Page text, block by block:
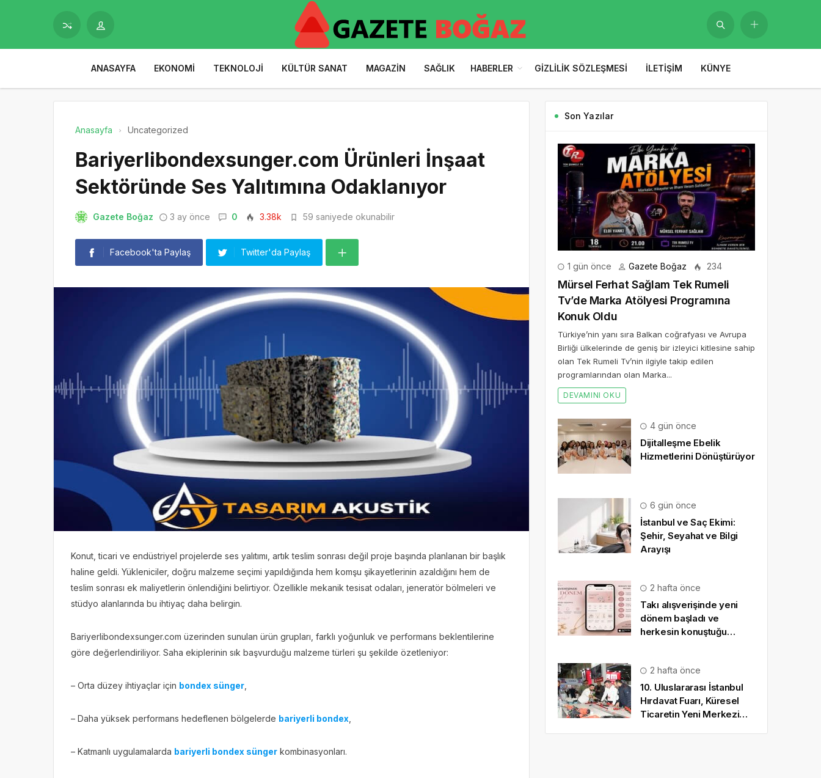
ANASAYFA EKONOMI TEKNOLOJI KÜLTÜR SANAT MAGAZIN SAĞLIK HABERLER GIZLILIK SÖZLEŞMESI İLETIŞIM KÜNYE
Anasayfa Uncategorized
Bariyerlibondexsunger.com Ürünleri İnşaat
Sektöründe Ses Yalıtımına Odaklanıyor
Gazete Boğaz 3 ay önce 0 3.38k 59 saniyede okunabilir
Facebook'ta Paylaş Twitter'da Paylaş
Konut, ticari ve endüstriyel projelerde ses yalıtımı, artık teslim sonrası değil proje başında planlanan bir başlık
haline geldi. Yükleniciler, doğru malzeme seçimi yapıldığında hem komşu şikayetlerinin azaldığını hem de
teslim sonrası ek maliyetlerin önlendiğini belirtiyor. Özellikle mekanik tesisat odaları, jeneratör bölmeleri ve
stüdyo alanlarında bu ihtiyaç daha belirgin.
Bariyerlibondexsunger.com üzerinden sunulan ürün grupları, farklı yoğunluk ve performans beklentilerine
göre değerlendiriliyor. Saha ekiplerinin sık başvurduğu malzeme türleri şu şekilde özetleniyor:
– Orta düzey ihtiyaçlar için bondex sünger
– Daha yüksek performans hedeflenen bölgelerde bariyerli bondex
– Katmanlı uygulamalarda bariyerli bondex sünger kombinasyonları.
Son Yazılar
1 gün önce Gazete Boğaz 234
Mürsel Ferhat Sağlam Tek Rumeli
Tv’de Marka Atölyesi Programına
Konuk Oldu
Türkiye’nin yanı sıra Balkan coğrafyası ve Avrupa
Birliği ülkelerinde de geniş bir izleyici kitlesine sahip
olan Tek Rumeli Tv’nin ilgiyle takip edilen
programlarından olan Marka...
DEVAMINI OKU
4 gün önce
Dijitalleşme Ebelik
Hizmetlerini Dönüştürüyor
6 gün önce
İstanbul ve Saç Ekimi:
Şehir, Seyahat ve Bilgi
Arayışı
2 hafta önce
Takı alışverişinde yeni
dönem başladı ve
herkesin konuştuğu
2 hafta önce
10. Uluslararası İstanbul
Hırdavat Fuarı, Küresel
Ticaretin Yeni Merkezi